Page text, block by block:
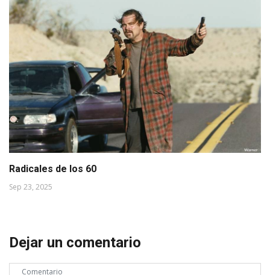
Radicales de los 60
Sep 23, 2025
Dejar un comentario